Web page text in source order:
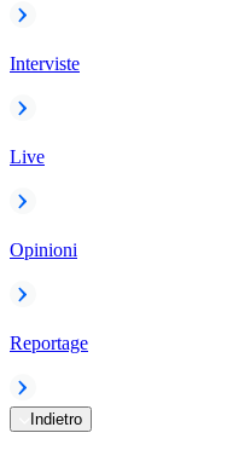
Interviste
Live
Opinioni
Reportage
Indietro